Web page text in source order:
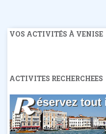
VOS ACTIVITÉS À VENISE
ACTIVITES RECHERCHEES